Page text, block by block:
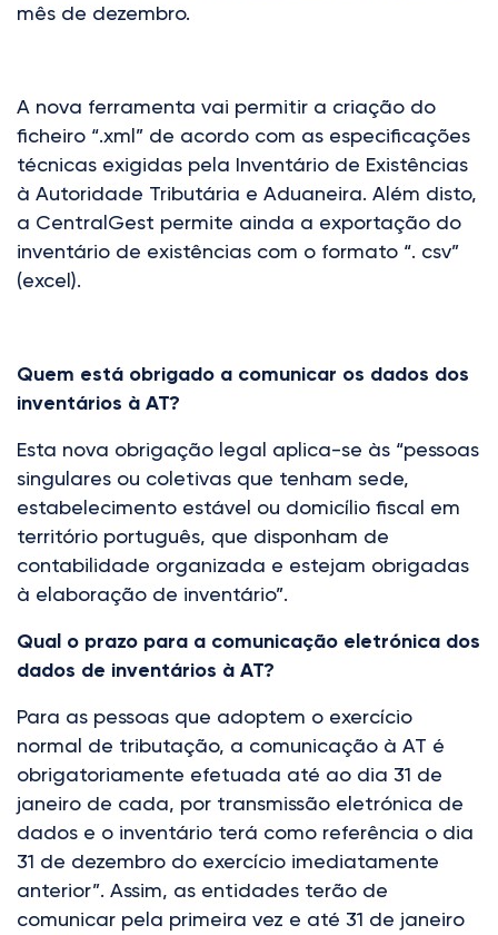
mês de dezembro.
A nova ferramenta vai permitir a criação do
ficheiro “.xml” de acordo com as especificações
técnicas exigidas pela Inventário de Existências
à Autoridade Tributária e Aduaneira. Além disto,
a CentralGest permite ainda a exportação do
inventário de existências com o formato “. csv”
(excel).
Quem está obrigado a comunicar os dados dos
inventários à AT?
Esta nova obrigação legal aplica-se às “pessoas
singulares ou coletivas que tenham sede,
estabelecimento estável ou domicílio fiscal em
território português, que disponham de
contabilidade organizada e estejam obrigadas
à elaboração de inventário”.
Qual o prazo para a comunicação eletrónica dos
dados de inventários à AT?
Para as pessoas que adoptem o exercício
normal de tributação, a comunicação à AT é
obrigatoriamente efetuada até ao dia 31 de
janeiro de cada, por transmissão eletrónica de
dados e o inventário terá como referência o dia
31 de dezembro do exercício imediatamente
anterior”. Assim, as entidades terão de
comunicar pela primeira vez e até 31 de janeiro